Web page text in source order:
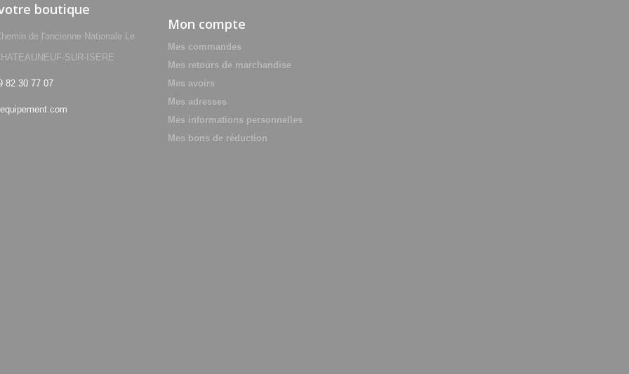
boutique
de l'ancienne Nationale Le
SUR-ISERE
82 30 77 07
Mon compte
Mes commandes
Mes retours de marchandise
Mes avoirs
Mes adresses
Mes informations personnelles
Mes bons de réduction